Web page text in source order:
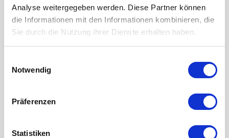
Analyse weitergegeben werden. Diese Partner können
die Informationen mit den Informationen kombinieren, die
Sie durch die Nutzung ihrer Dienste erhalten haben.
Notwendig
Präferenzen
Statistiken
LUFTHEIZUNG FILTER
FILTERMATTEN / TÜCHER
KEGELFILTER
Wartung der Lüftungsanlage